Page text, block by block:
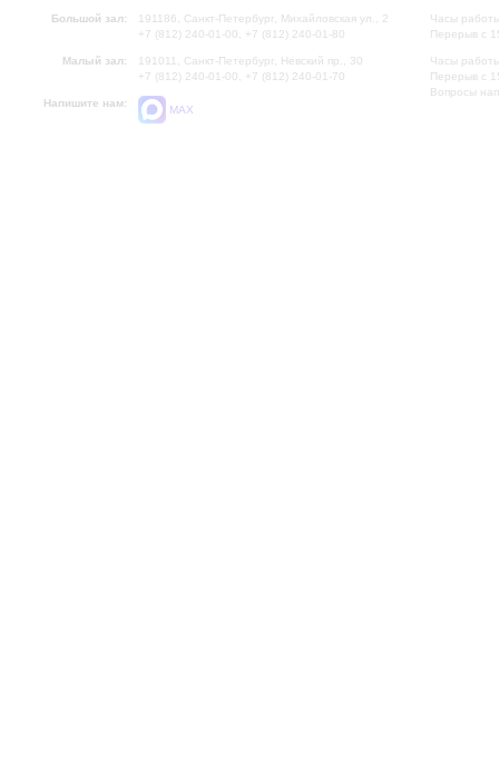
Большой зал:
191186, Санкт-Петербург, Михайловская ул., 2
+7 (812) 240-01-00, +7 (812) 240-01-80
Малый зал:
191011, Санкт-Петербург, Невский пр., 30
+7 (812) 240-01-00, +7 (812) 240-01-70
Напишите нам:
MAX
Часы
Перерыв с
Часы
Перерыв с
Вопросы